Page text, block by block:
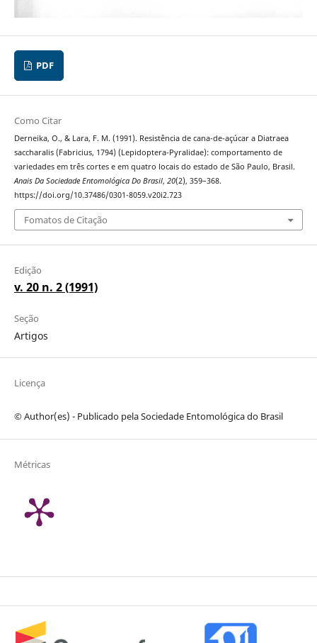
PDF
Como Citar
Derneika, O., & Lara, F. M. (1991). Resistência de cana-de-açúcar a Diatraea
saccharalis (Fabricius, 1794) (Lepidoptera-Pyralidae): comportamento de
variedades em três cortes e em quatro locais do estado de São Paulo, Brasil.
Anais Da Sociedade Entomológica Do Brasil, 20(2), 359–368.
https://doi.org/10.37486/0301-8059.v20i2.723
Fomatos de Citação
Edição
v. 20 n. 2 (1991)
Seção
Artigos
Licença
© Author(es) - Publicado pela Sociedade Entomológica do Brasil
Métricas